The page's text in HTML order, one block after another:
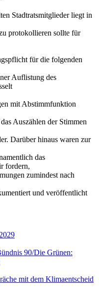
Stadtratsmitglieder liegt in
protokollieren sollte für
für die folgenden
Auflistung des
mit Abstimmfunktion
Auszählen der Stimmen
Darüber hinaus waren zur
das
fordern,
zumindest nach
und veröffentlicht
90/Die Grünen:
mit dem Klimaentscheid